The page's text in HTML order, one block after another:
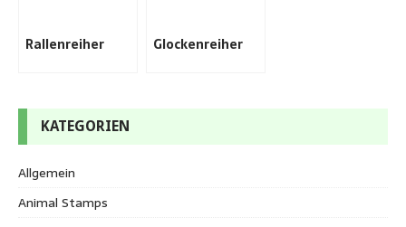
Rallenreiher Glockenreiher
KATEGORIEN
Allgemein
Animal Stamps